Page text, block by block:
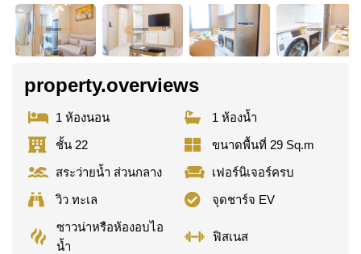
property.overviews
1 ห้องนอน
1 ห้องน้ำ
ชั้น 22
ขนาดพื้นที่ 29 Sq.m
สระว่ายน้ำ ส่วนกลาง
เฟอร์นิเจอร์ครบ
วิว ทะเล
จุดชาร์จ EV
ซาวน่าหรือห้องอบไอ
น้ำ
ฟิสเนส